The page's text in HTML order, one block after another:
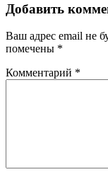
Добавить
Ваш адрес email не
помечены *
Комментарий *